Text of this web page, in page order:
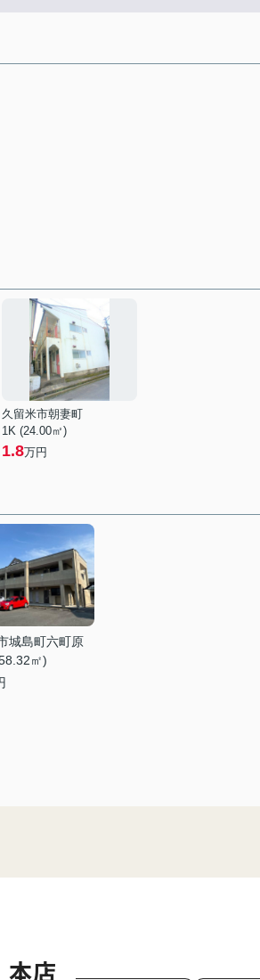
久留米市朝妻町
1K (24.00㎡)
1.8万円
城島町六町原
㎡)
本店